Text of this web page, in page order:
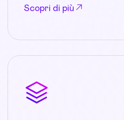
Scopri di più